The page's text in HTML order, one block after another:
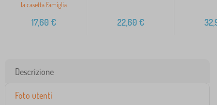
la casetta Famiglia
17,60 € 22,60 €
Descrizione
Foto utenti